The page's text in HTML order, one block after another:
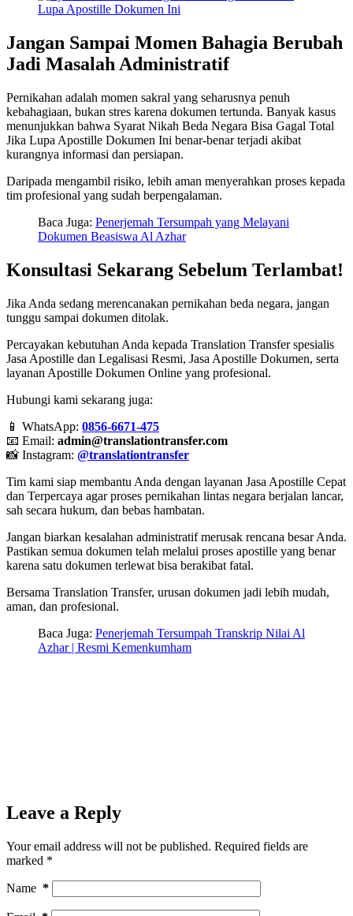
Jangan Sampai Momen Bahagia Berubah
Jadi Masalah Administratif
Pernikahan adalah momen sakral yang seharusnya penuh
kebahagiaan, bukan stres karena dokumen tertunda. Banyak kasus
menunjukkan bahwa Syarat Nikah Beda Negara Bisa Gagal Total
Jika Lupa Apostille Dokumen Ini benar-benar terjadi akibat
kurangnya informasi dan persiapan.
Daripada mengambil risiko, lebih aman menyerahkan proses kepada
tim profesional yang sudah berpengalaman.
Baca Juga: Penerjemah Tersumpah yang Melayani
Dokumen Beasiswa Al Azhar
Konsultasi Sekarang Sebelum Terlambat!
Jika Anda sedang merencanakan pernikahan beda negara, jangan
tunggu sampai dokumen ditolak.
Percayakan kebutuhan Anda kepada Translation Transfer spesialis
Jasa Apostille dan Legalisasi Resmi, Jasa Apostille Dokumen, serta
layanan Apostille Dokumen Online yang profesional.
Hubungi kami sekarang juga:
📱 WhatsApp: 0856-6671-475
📧 Email: admin@translationtransfer.com
📸 Instagram: @translationtransfer
Tim kami siap membantu Anda dengan layanan Jasa Apostille Cepat
dan Terpercaya agar proses pernikahan lintas negara berjalan lancar,
sah secara hukum, dan bebas hambatan.
Jangan biarkan kesalahan administratif merusak rencana besar Anda.
Pastikan semua dokumen telah melalui proses apostille yang benar
karena satu dokumen terlewat bisa berakibat fatal.
Bersama Translation Transfer, urusan dokumen jadi lebih mudah,
aman, dan profesional.
Baca Juga: Penerjemah Tersumpah Transkrip Nilai Al
Azhar | Resmi Kemenkumham
Leave a Reply
Your email address will not be published. Required fields are
marked *
Name *